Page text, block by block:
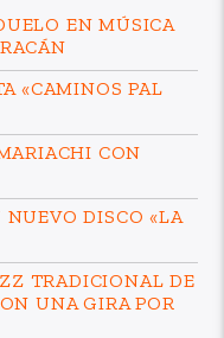
EN MÚSICA
«CAMINOS PAL
CON
DISCO «LA
TRADICIONAL DE
UNA GIRA POR